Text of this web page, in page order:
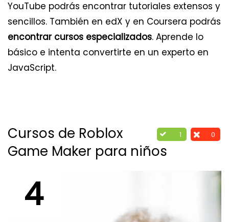
YouTube podrás encontrar tutoriales extensos y
sencillos. También en edX y en Coursera podrás
encontrar cursos especializados. Aprende lo
básico e intenta convertirte en un experto en
JavaScript.
1 0
Cursos de Roblox
Game Maker para niños
4